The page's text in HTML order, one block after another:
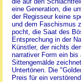
eine Generation, die
der Regisseur keine
und dem Faschismus
pocht, die Saat des
Entsprechung in der
Künstler, der nichts
narrativer Form ein
Sittengemälde
Untertönen. Die
Preis für ein